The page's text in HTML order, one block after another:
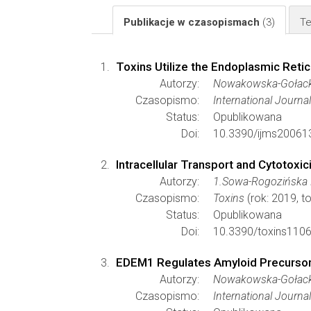
Publikacje w czasopismach (3)
Toxins Utilize the Endoplasmic
Autorzy:
Nowakowska-
Czasopismo:
International
Status:
Opublikowana
Doi:
10.3390/
Intracellular Transport and
Autorzy:
1.Sowa-
Czasopismo:
Toxins (rok: 2019,
Status:
Opublikowana
Doi:
10.3390/
EDEM1 Regulates Amyloid
Autorzy:
Nowakowska-
Czasopismo:
International